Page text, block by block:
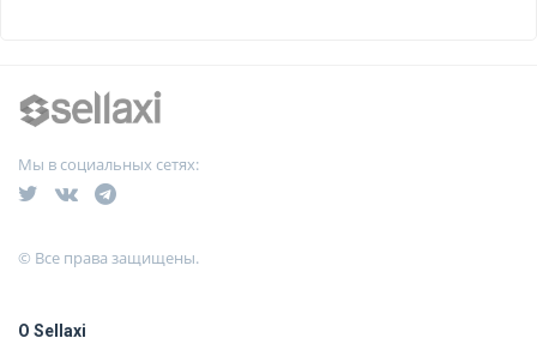
Мы в социальных сетях:
© Все права защищены.
О Sellaxi